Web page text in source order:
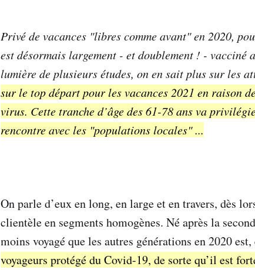
Privé de vacances "libres comme avant" en 2020,
est désormais largement - et doublement ! - vacciné
lumière de plusieurs études, on en sait plus sur les
sur le top départ pour les vacances 2021 en raison
virus. Cette tranche d’âge des 61-78 ans va
rencontre avec les "populations locales" ...
On parle d’eux en long, en large et en travers, dès
clientèle en segments homogènes. Né après la
moins voyagé que les autres générations en 2020 est,
voyageurs protégé du Covid-19, de sorte qu’il est